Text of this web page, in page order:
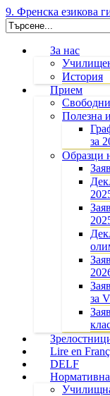
9. Френска езикова
Search
for:
За нас
История
Прием
Полезна
за
Образци
за
Lire en
DELF
Нормативна